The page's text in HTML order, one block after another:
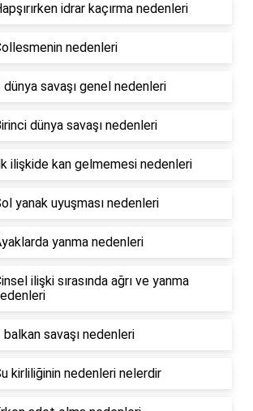
idrar kaçırma nedenleri
nedenleri
dünya savaşı genel nedenleri
dünya savaşı nedenleri
İlk ilişkide kan gelmemesi nedenleri
yanak uyuşması nedenleri
yanma nedenleri
ilişki sırasında ağrı ve yanma
balkan savaşı nedenleri
kirliliğinin nedenleri nelerdir